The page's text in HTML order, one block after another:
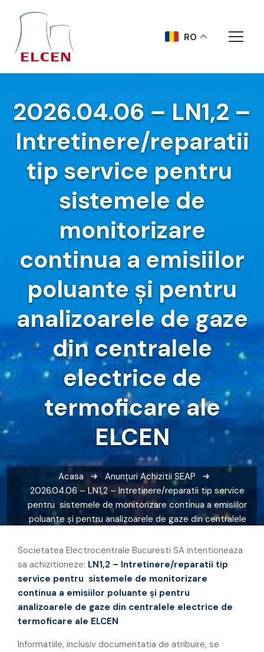
2026.04.06 – LN1,2 –
Intretinere/reparatii
tip service pentru
sistemele de
monitorizare
continua a emisiilor
poluante şi pentru
analizoarele de gaze
din centralele
electrice de
termoficare ale
ELCEN
Acasa Anunțuri Achizitii SEAP
2026.04.06 – LN1,2 – Intretinere/reparatii tip service
pentru sistemele de monitorizare continua a emisiilor
poluante şi pentru analizoarele de gaze din centralele
Societatea Electrocentrale Bucuresti SA intentioneaza
sa achizitioneze: LN1,2 – Intretinere/reparatii tip
service pentru sistemele de monitorizare
continua a emisiilor poluante şi pentru
analizoarele de gaze din centralele electrice de
termoficare ale ELCEN
Informatiile, inclusiv documentatia de atribuire, se
RO